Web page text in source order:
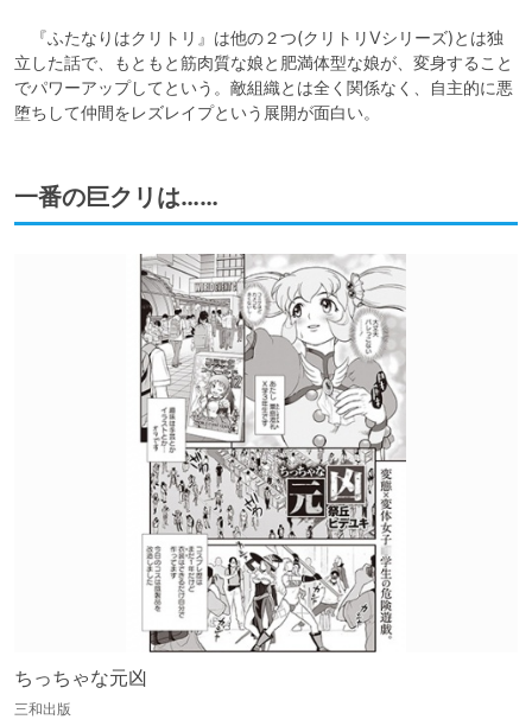
『ふたなりはクリトリ』は他の２つ(クリトリVシリーズ)とは独
立した話で、もともと筋肉質な娘と肥満体型な娘が、変身すること
でパワーアップしてという。敵組織とは全く関係なく、自主的に悪
堕ちして仲間をレズレイプという展開が面白い。
一番の巨クリは……
ちっちゃな元凶
三和出版